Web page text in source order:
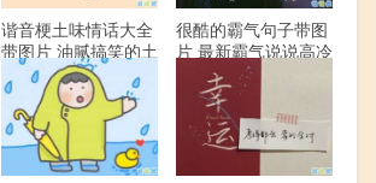
谐音梗土味情话大全
带图片 油腻搞笑的土
味情话
很酷的霸气句子带图
片 最新霸气说说高冷